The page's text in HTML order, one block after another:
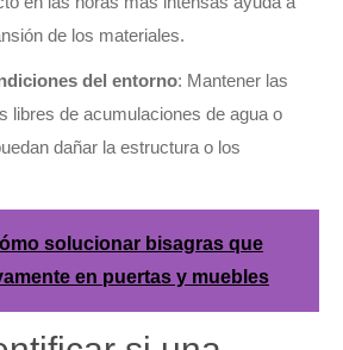
de los materiales.
del entorno: Mantener las
libres de acumulaciones de agua o
dañar la estructura o los
solucionar bisagras que
en puertas y muebles